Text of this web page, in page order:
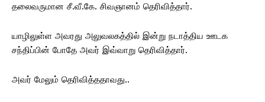
தலைவருமான சீ.வீ.கே. சிவஞானம் தெரிவித்தார்.
யாழிலுள்ள அவரது அலுவலகத்தில் இன்று நடாத்திய ஊடக
சந்திப்பின் போதே அவர் இவ்வாறு தெரிவித்தார்.
அவர் மேலும் தெரிவித்ததாவது..